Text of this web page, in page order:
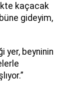
kaçacak
gideyim,
yer, beyninin